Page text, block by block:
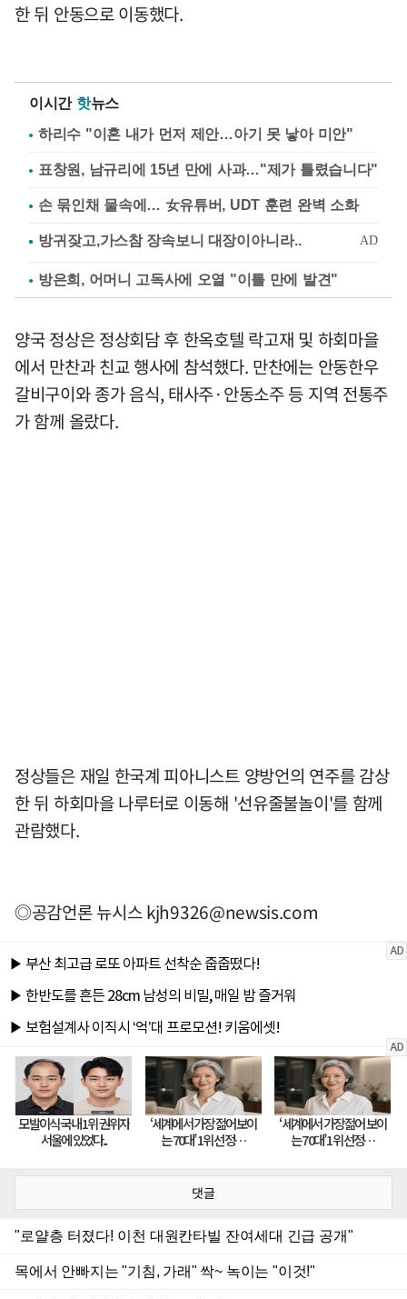
한 뒤 안동으로 이동했다.
이시간 핫뉴스
하리수 "이혼 내가 먼저 제안…아기 못 낳아 미안"
표창원, 남규리에 15년 만에 사과…"제가 틀렸습니다"
손 묶인채 물속에… 女유튜버, UDT 훈련 완벽 소화
방은희, 어머니 고독사에 오열 "이틀 만에 발견"
양국 정상은 정상회담 후 한옥호텔 락고재 및 하회마을
에서 만찬과 친교 행사에 참석했다. 만찬에는 안동한우
갈비구이와 종가 음식, 태사주·안동소주 등 지역 전통주
가 함께 올랐다.
정상들은 재일 한국계 피아니스트 양방언의 연주를 감상
한 뒤 하회마을 나루터로 이동해 '선유줄불놀이'를 함께
관람했다.
◎공감언론 뉴시스kjh9326@newsis.com
댓글